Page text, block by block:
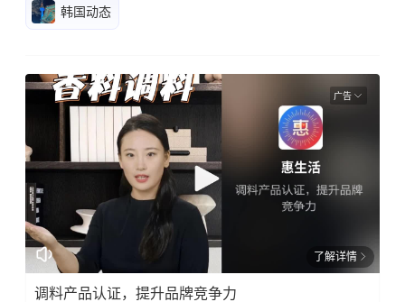
韩国动态
广告
了解详情
调料产品认证，提升品牌竞争力